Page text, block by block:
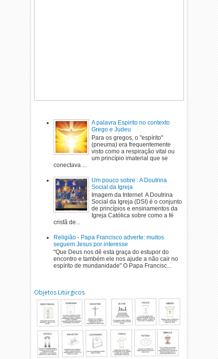
A palavra Espirito no contexto
Grego e Judeu
Para os gregos, o "espírito"
(pneuma) era frequentemente
visto como a respiração vital ou
um princípio imaterial que se
conectava ...
Um pouco sobre : A Doutrina
Social da Igreja
Imagem da Internet A Doutrina
Social da Igreja (DSI) é o conjunto
de princípios e ensinamentos da
Igreja Católica sobre como a fé
cristã de...
Religião - Papa Francisco adverte: muitos
seguem Jesus por interesse
"Que Deus nos dê esta graça do estupor do
encontro e também ele nos ajude a não cair no
espírito de mundanidade" O Papa Francisc...
Objetos Litúrgicos